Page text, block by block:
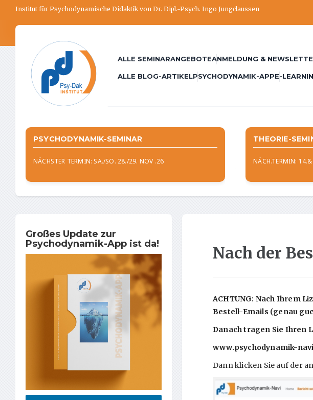
Institut für Psychodynamische Didaktik von Dr. Dipl.-Psych. Ingo Jungclaussen
ALLE SEMINARANGEBOTEANMELDUNG &
ALLE BLOG-ARTIKELPSYCHODYNAMIK-APPE-
PSYCHODYNAMIK-SEMINAR
NÄCHSTER TERMIN: SA./SO. 28./29. NOV .26
THEORIE-
NÄCH.TERMIN:
Nach der
ACHTUNG: Nach Ihrem
Bestell-Emails (genau
Danach tragen Sie Ihren
www.psychodynamik-
Dann klicken Sie auf der
Großes Update zur
Psychodynamik-App ist da!